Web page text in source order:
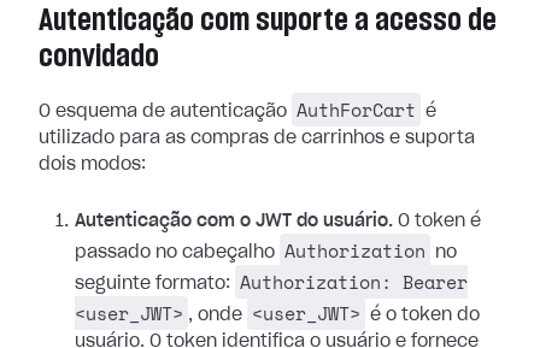
Autenticação com suporte a acesso de
convidado
O esquema de autenticação AuthForCart
é
utilizado para as compras de carrinhos e suporta
dois modos:
Autenticação com o JWT do usuário. O token é
passado no cabeçalho Authorization
no
seguinte formato:
Authorization: Bearer
<user_JWT> , onde <user_JWT>
é o token do
usuário. O token identifica o usuário e fornece